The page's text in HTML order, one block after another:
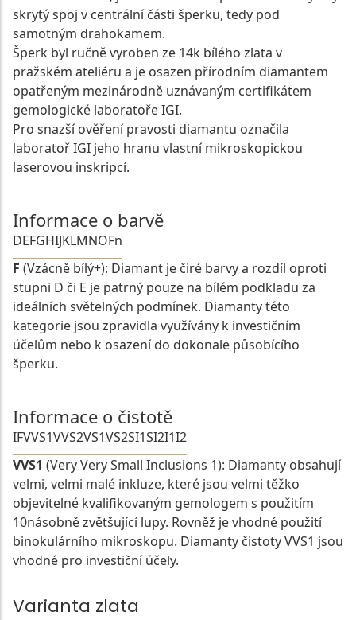
skrytý spoj v centrální části šperku, tedy pod
samotným drahokamem.
Šperk byl ručně vyroben ze 14k bílého zlata v
pražském ateliéru a je osazen přírodním diamantem
opatřeným mezinárodně uznávaným certifikátem
gemologické laboratoře IGI.
Pro snazší ověření pravosti diamantu označila
laboratoř IGI jeho hranu vlastní mikroskopickou
laserovou inskripcí.
Informace o barvě
DEFGHIJKLMNOFn
F (Vzácně bílý+): Diamant je čiré barvy a rozdíl oproti
stupni D či E je patrný pouze na bílém podkladu za
ideálních světelných podmínek. Diamanty této
kategorie jsou zpravidla využívány k investičním
účelům nebo k osazení do dokonale působícího
šperku.
Informace o čistotě
IFVVS1VVS2VS1VS2SI1SI2I1I2
VVS1 (Very Very Small Inclusions 1): Diamanty obsahují
velmi, velmi malé inkluze, které jsou velmi těžko
objevitelné kvalifikovaným gemologem s použitím
10násobně zvětšující lupy. Rovněž je vhodné použití
binokulárního mikroskopu. Diamanty čistoty VVS1 jsou
vhodné pro investiční účely.
Varianta zlata